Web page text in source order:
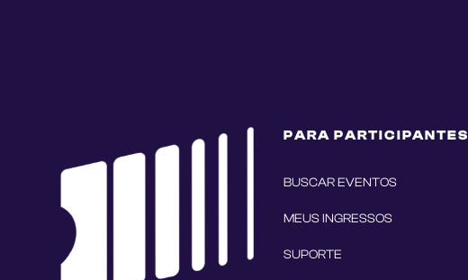
PARA PARTICIPANTES
BUSCAR EVENTOS
MEUS INGRESSOS
SUPORTE